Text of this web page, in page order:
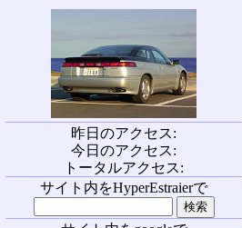
昨日のアクセス:
今日のアクセス:
トータルアクセス:
サイト内をHyperEstraierで